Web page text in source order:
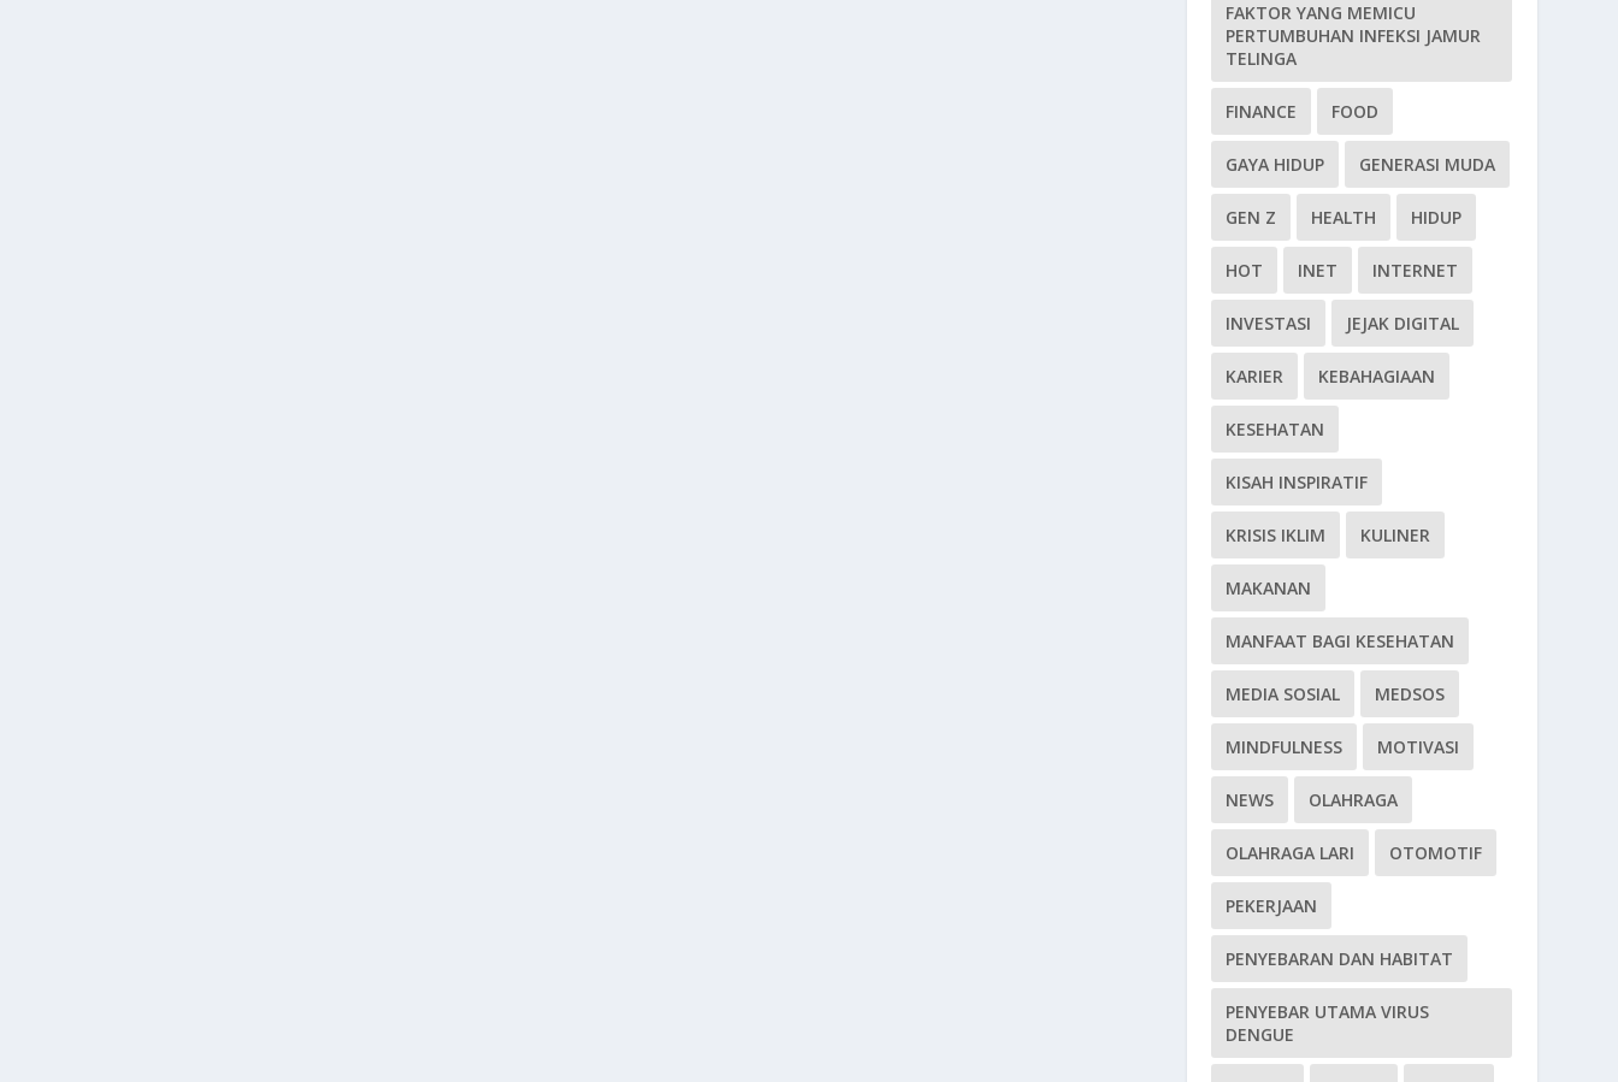
FAKTOR YANG MEMICU
PERTUMBUHAN INFEKSI JAMUR
TELINGA
FINANCE FOOD
GAYA HIDUP GENERASI MUDA
GEN Z HEALTH HIDUP
HOT INET INTERNET
INVESTASI JEJAK DIGITAL
KARIER KEBAHAGIAAN
KESEHATAN
KISAH INSPIRATIF
KRISIS IKLIM KULINER
MAKANAN
MANFAAT BAGI KESEHATAN
MEDIA SOSIAL MEDSOS
MINDFULNESS MOTIVASI
NEWS OLAHRAGA
OLAHRAGA LARI OTOMOTIF
PEKERJAAN
PENYEBARAN DAN HABITAT
PENYEBAR UTAMA VIRUS
DENGUE